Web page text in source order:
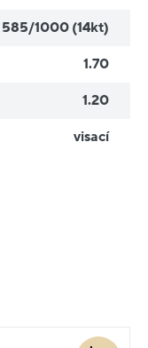
585/1000 (14kt)
1.70
1.20
visací